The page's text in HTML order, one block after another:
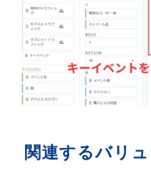
関連するバリ